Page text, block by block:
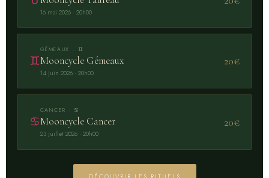
16 mai 2026 · 20h00
♊
GÉMEAUX · ♊
Mooncycle Gémeaux
14 juin 2026 · 20h00
20€
♋
CANCER · ♋
Mooncycle Cancer
23 juillet 2026 · 20h00
20€